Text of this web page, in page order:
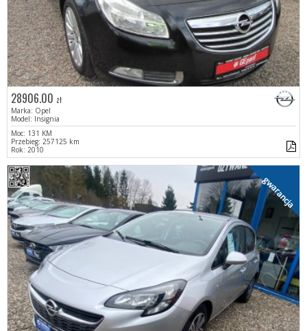
28906.00 zł
Marka: Opel
Model: Insignia
Moc: 131 KM
Przebieg: 257125 km
Rok: 2010
gwarancja